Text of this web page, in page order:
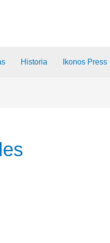
Historia Ikonos Press